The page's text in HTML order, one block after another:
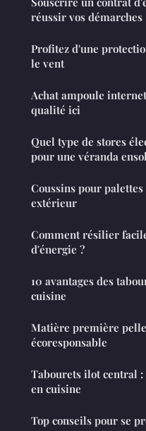
réussir vos démarches
Profitez d'une
le vent
Achat ampoule
qualité ici
Quel type de stores
pour une véranda
Coussins pour
extérieur
Comment résilier
d'énergie ?
10 avantages des
cuisine
Matière première
écoresponsable
Tabourets ilot central
en cuisine
Top conseils pour se